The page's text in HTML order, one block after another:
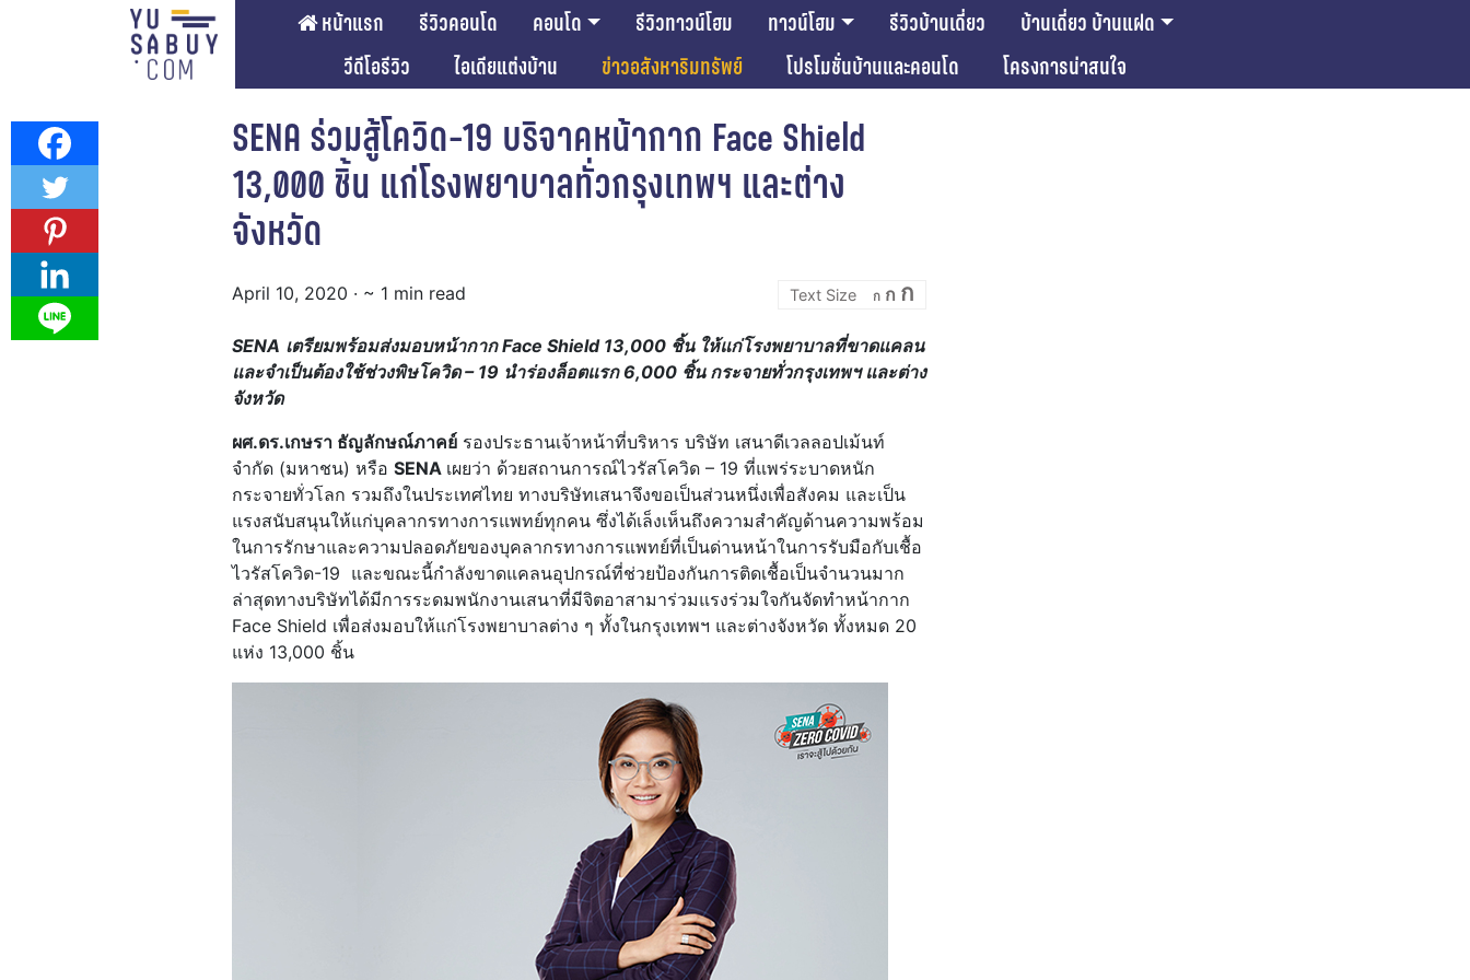
หน้าแรก รีวิวคอนโด คอนโด รีวิวทาวน์โฮม ทาวน์โฮม รีวิวบ้านเดี่ยว
บ้านเดี่ยว บ้านแฝด
วีดีโอรีวิว
ไอเดียแต่งบ้าน ข่าวอสังหาริมทรัพย์ โปรโมชั่นบ้านและคอนโด โครงการน่าสนใจ
SENA ร่วมสู้โควิด-19 บริจาคหน้ากาก Face Shield
13,000 ชิ้น แก่โรงพยาบาลทั่วกรุงเทพฯ และต่าง
จังหวัด
April 10, 2020 · ~ 1 min read ก
Decrease
font
size.
ก Reset
font
ก
SENA เตรียมพร้อมส่งมอบหน้ากาก Face Shield 13,000 ชิ้น ให้แก่โรงพยาบาลที่ขาดแคลน
และจำเป็นต้องใช้ช่วงพิษโควิด – 19 นำร่องล็อตแรก 6,000 ชิ้น กระจายทั่วกรุงเทพฯ และต่าง
จังหวัด
ผศ.ดร.เกษรา ธัญลักษณ์ภาคย์ รองประธานเจ้าหน้าที่บริหาร บริษัท เสนาดีเวลลอปเม้นท์
จำกัด (มหาชน) หรือ SENA เผยว่า ด้วยสถานการณ์ไวรัสโควิด – 19 ที่แพร่ระบาดหนัก
กระจายทั่วโลก รวมถึงในประเทศไทย ทางบริษัทเสนาจึงขอเป็นส่วนหนึ่งเพื่อสังคม และเป็น
แรงสนับสนุนให้แก่บุคลากรทางการแพทย์ทุกคน ซึ่งได้เล็งเห็นถึงความสำคัญด้านความพร้อม
ในการรักษาและความปลอดภัยของบุคลากรทางการแพทย์ที่เป็นด่านหน้าในการรับมือกับเชื้อ
ไวรัสโควิด-19 และขณะนี้กำลังขาดแคลนอุปกรณ์ที่ช่วยป้องกันการติดเชื้อเป็นจำนวนมาก
ล่าสุดทางบริษัทได้มีการระดมพนักงานเสนาที่มีจิตอาสามาร่วมแรงร่วมใจกันจัดทำหน้ากาก
Face Shield เพื่อส่งมอบให้แก่โรงพยาบาลต่าง ๆ ทั้งในกรุงเทพฯ และต่างจังหวัด ทั้งหมด 20
แห่ง 13,000 ชิ้น